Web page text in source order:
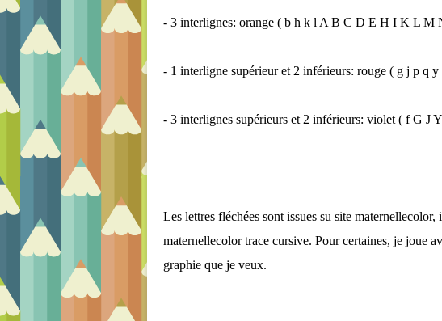
- 3 interlignes: orange ( b h k l A B C D E H I K L
- 1 interligne supérieur et 2 inférieurs: rouge ( g j p q y
- 3 interlignes supérieurs et 2 inférieurs: violet ( f G J
Les lettres fléchées sont issues su site
maternellecolor trace cursive. Pour certaines, je joue
graphie que je veux.